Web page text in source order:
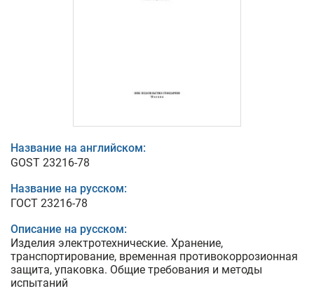
Название на английском:
GOST 23216-78
Название на русском:
ГОСТ 23216-78
Описание на русском:
Изделия электротехнические. Хранение,
транспортирование, временная противокоррозионная
защита, упаковка. Общие требования и методы
испытаний